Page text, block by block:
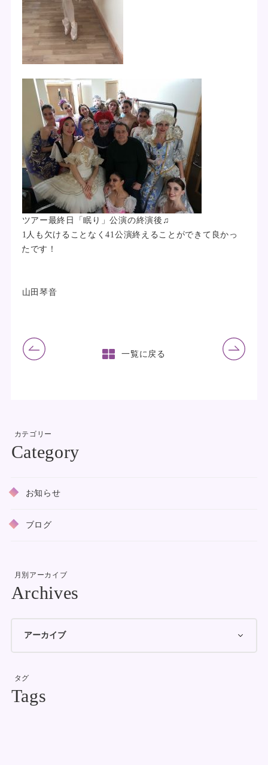
ツアー最終日「眠り」公演の終演後♫
1人も欠けることなく41公演終えることができて良かっ
たです！
山田琴音
一覧に戻る
カテゴリー
お知らせ
ブログ
月別アーカイブ
タグ